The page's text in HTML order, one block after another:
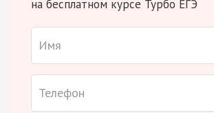
на бесплатном курсе Турбо ЕГЭ